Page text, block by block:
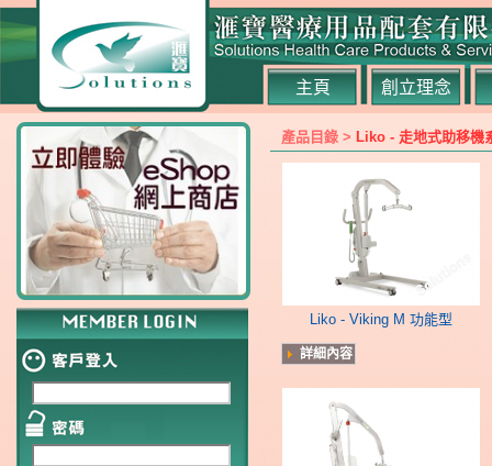
主頁 創立理念
產品目錄 > Liko - 走地式助移機
Liko - Viking M 功能型
詳細內容